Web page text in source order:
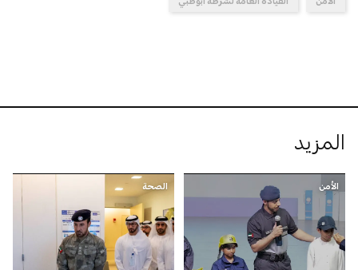
المزيد
الأمن الصحة